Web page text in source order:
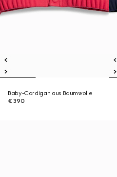
Baby-Cardigan aus Baumwolle
€ 390